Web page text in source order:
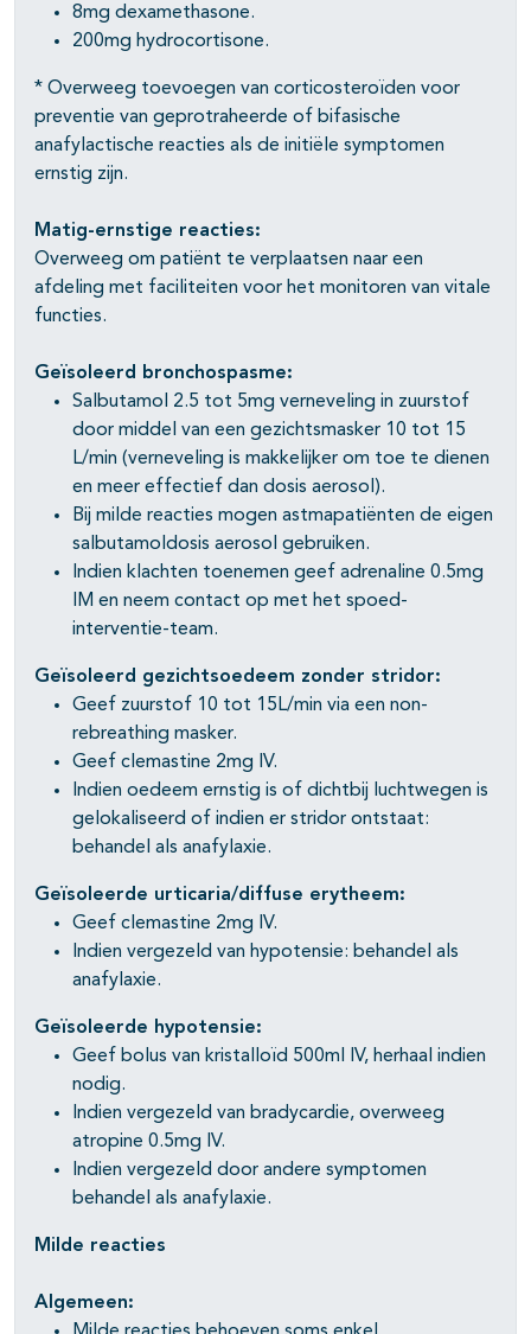
8mg dexamethasone.
200mg hydrocortisone.
* Overweeg toevoegen van corticosteroïden voor
preventie van geprotraheerde of bifasische
anafylactische reacties als de initiële symptomen
ernstig zijn.
Matig-ernstige reacties:
Overweeg om patiënt te verplaatsen naar een
afdeling met faciliteiten voor het monitoren van vitale
functies.
Geïsoleerd bronchospasme:
Salbutamol 2.5 tot 5mg verneveling in zuurstof
door middel van een gezichtsmasker 10 tot 15
L/min (verneveling is makkelijker om toe te dienen
en meer effectief dan dosis aerosol).
Bij milde reacties mogen astmapatiënten de eigen
salbutamoldosis aerosol gebruiken.
Indien klachten toenemen geef adrenaline 0.5mg
IM en neem contact op met het spoed-
interventie-team.
Geïsoleerd gezichtsoedeem zonder stridor:
Geef zuurstof 10 tot 15L/min via een non-
rebreathing masker.
Geef clemastine 2mg IV.
Indien oedeem ernstig is of dichtbij luchtwegen is
gelokaliseerd of indien er stridor ontstaat:
behandel als anafylaxie.
Geïsoleerde urticaria/diffuse erytheem:
Geef clemastine 2mg IV.
Indien vergezeld van hypotensie: behandel als
anafylaxie.
Geïsoleerde hypotensie:
Geef bolus van kristalloïd 500ml IV, herhaal indien
nodig.
Indien vergezeld van bradycardie, overweeg
atropine 0.5mg IV.
Indien vergezeld door andere symptomen
behandel als anafylaxie.
Milde reacties
Algemeen: